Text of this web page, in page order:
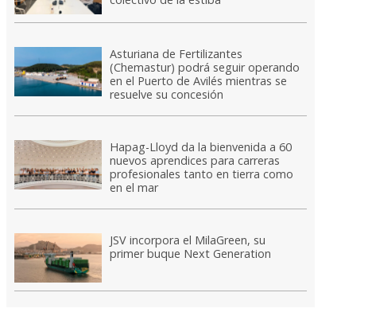
Asturiana de Fertilizantes
(Chemastur) podrá seguir operando
en el Puerto de Avilés mientras se
resuelve su concesión
Hapag-Lloyd da la bienvenida a 60
nuevos aprendices para carreras
profesionales tanto en tierra como
en el mar
JSV incorpora el MilaGreen, su
primer buque Next Generation